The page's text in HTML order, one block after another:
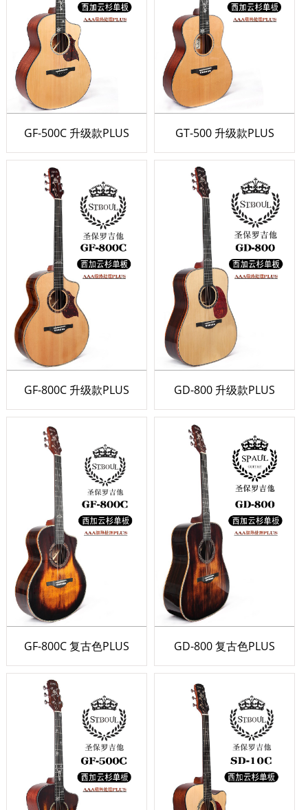
GF-500C 升级款PLUS GT-500 升级款PLUS
GF-800C 升级款PLUS GD-800 升级款PLUS
GF-800C 复古色PLUS GD-800 复古色PLUS